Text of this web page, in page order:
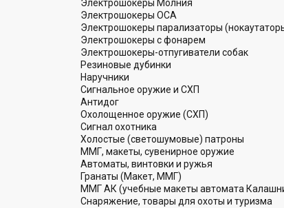
Электрошокеры Молния
Электрошокеры ОСА
Электрошокеры парализаторы
Электрошокеры с фонарем
Электрошокеры-отпугиватели собак
Резиновые дубинки
Наручники
Сигнальное оружие и СХП
Антидог
Охолощенное оружие (СХП)
Сигнал охотника
Холостые (светошумовые) патроны
ММГ, макеты, сувенирное оружие
Автоматы, винтовки и ружья
Гранаты (Макет, ММГ)
ММГ АК (учебные макеты автомата
Снаряжение, товары для охоты и туризма